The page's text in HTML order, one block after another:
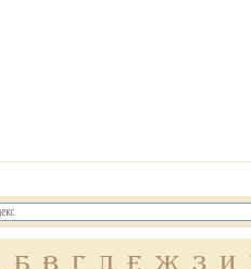
Б В Г Д Е Ж З И